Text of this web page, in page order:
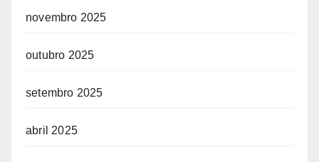
novembro 2025
outubro 2025
setembro 2025
abril 2025